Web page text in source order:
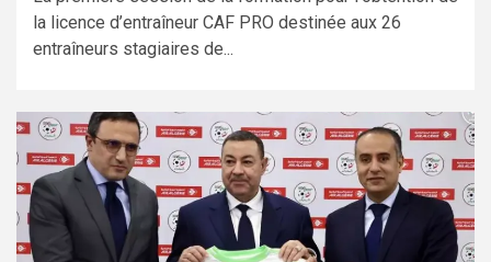
la licence d’entraîneur CAF PRO destinée aux 26
entraîneurs stagiaires de...